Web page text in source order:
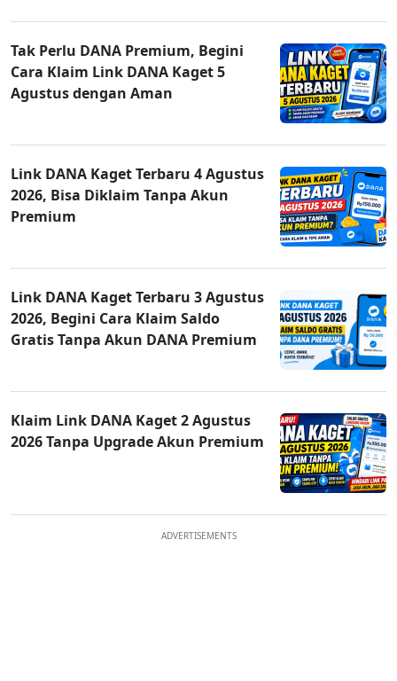
Tak Perlu DANA Premium, Begini
Cara Klaim Link DANA Kaget 5
Agustus dengan Aman
Link DANA Kaget Terbaru 4 Agustus
2026, Bisa Diklaim Tanpa Akun
Premium
Link DANA Kaget Terbaru 3 Agustus
2026, Begini Cara Klaim Saldo
Gratis Tanpa Akun DANA Premium
Klaim Link DANA Kaget 2 Agustus
2026 Tanpa Upgrade Akun Premium
ADVERTISEMENTS